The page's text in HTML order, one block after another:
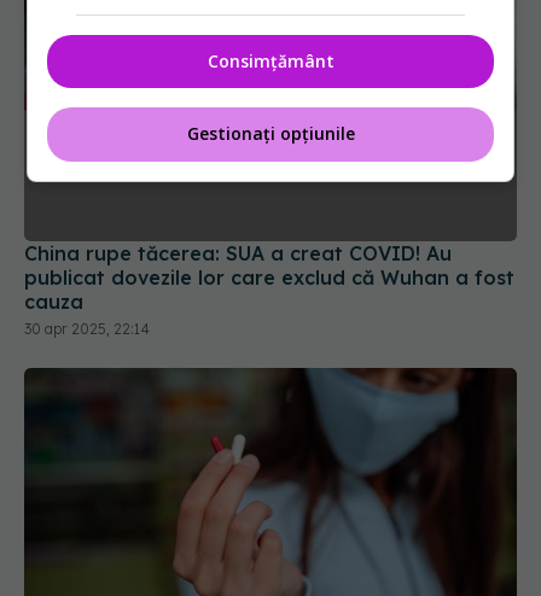
China rupe tăcerea: SUA a creat COVID! Au
publicat dovezile lor care exclud că Wuhan a fost
cauza
30 apr 2025, 22:14
Consimțământ
Gestionați opțiunile